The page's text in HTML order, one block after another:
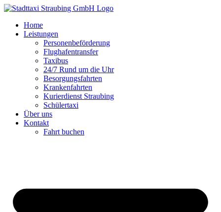
Zum
springenHome
Leistungen
Personenbeförderung
Flughafentransfer
Taxibus
24/7 Rund um die Uhr
Besorgungsfahrten
Krankenfahrten
Kurierdienst Straubing
Schülertaxi
Über uns
Kontakt
Fahrt buchen